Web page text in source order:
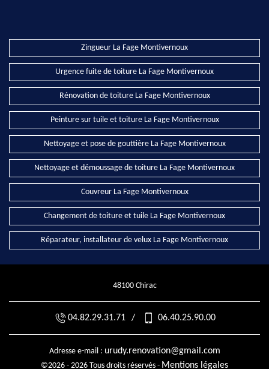
Zingueur La Fage Montivernoux
Urgence fuite de toiture La Fage Montivernoux
Rénovation de toiture La Fage Montivernoux
Peinture sur tuile et toiture La Fage Montivernoux
Nettoyage et pose de gouttière La Fage Montivernoux
Nettoyage et démoussage de toiture La Fage Montivernoux
Couvreur La Fage Montivernoux
Changement de toiture et tuile La Fage Montivernoux
Réparateur, installateur de velux La Fage Montivernoux
48100 Chirac
04.82.29.31.71 / 06.40.25.90.00
Adresse e-mail : urudy.renovation@gmail.com
©2026 - 2026 Tous droits réservés - Mentions légales